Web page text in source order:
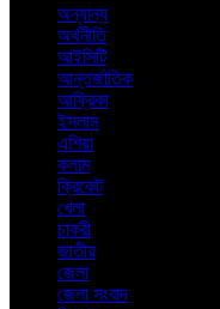
অন্যান্য
অর্থনীতি
আইসিটি
আন্তর্জাতিক
আফ্রিকা
ইসলাম
এশিয়া
কলাম
ক্রিকেট
খেলা
চাকরী
জাতীয়
জেলা
জেলা সংবাদ